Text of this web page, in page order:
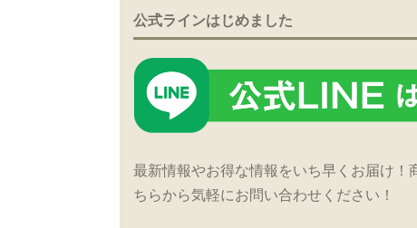
公式ラインはじめました
最新情報やお得な情報をいち早くお届け
ちらから気軽にお問い合わせください！